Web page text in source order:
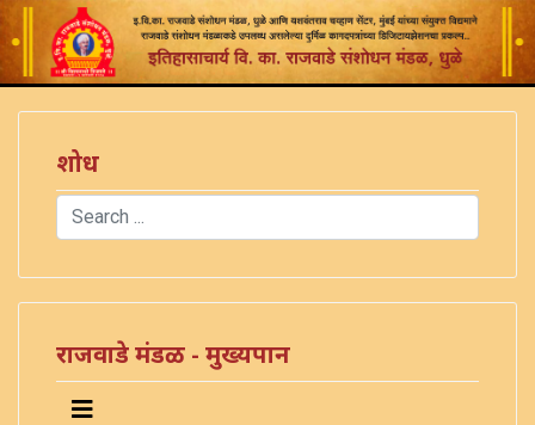
शोध
Search
राजवाडे मंडळ - मुख्यपान